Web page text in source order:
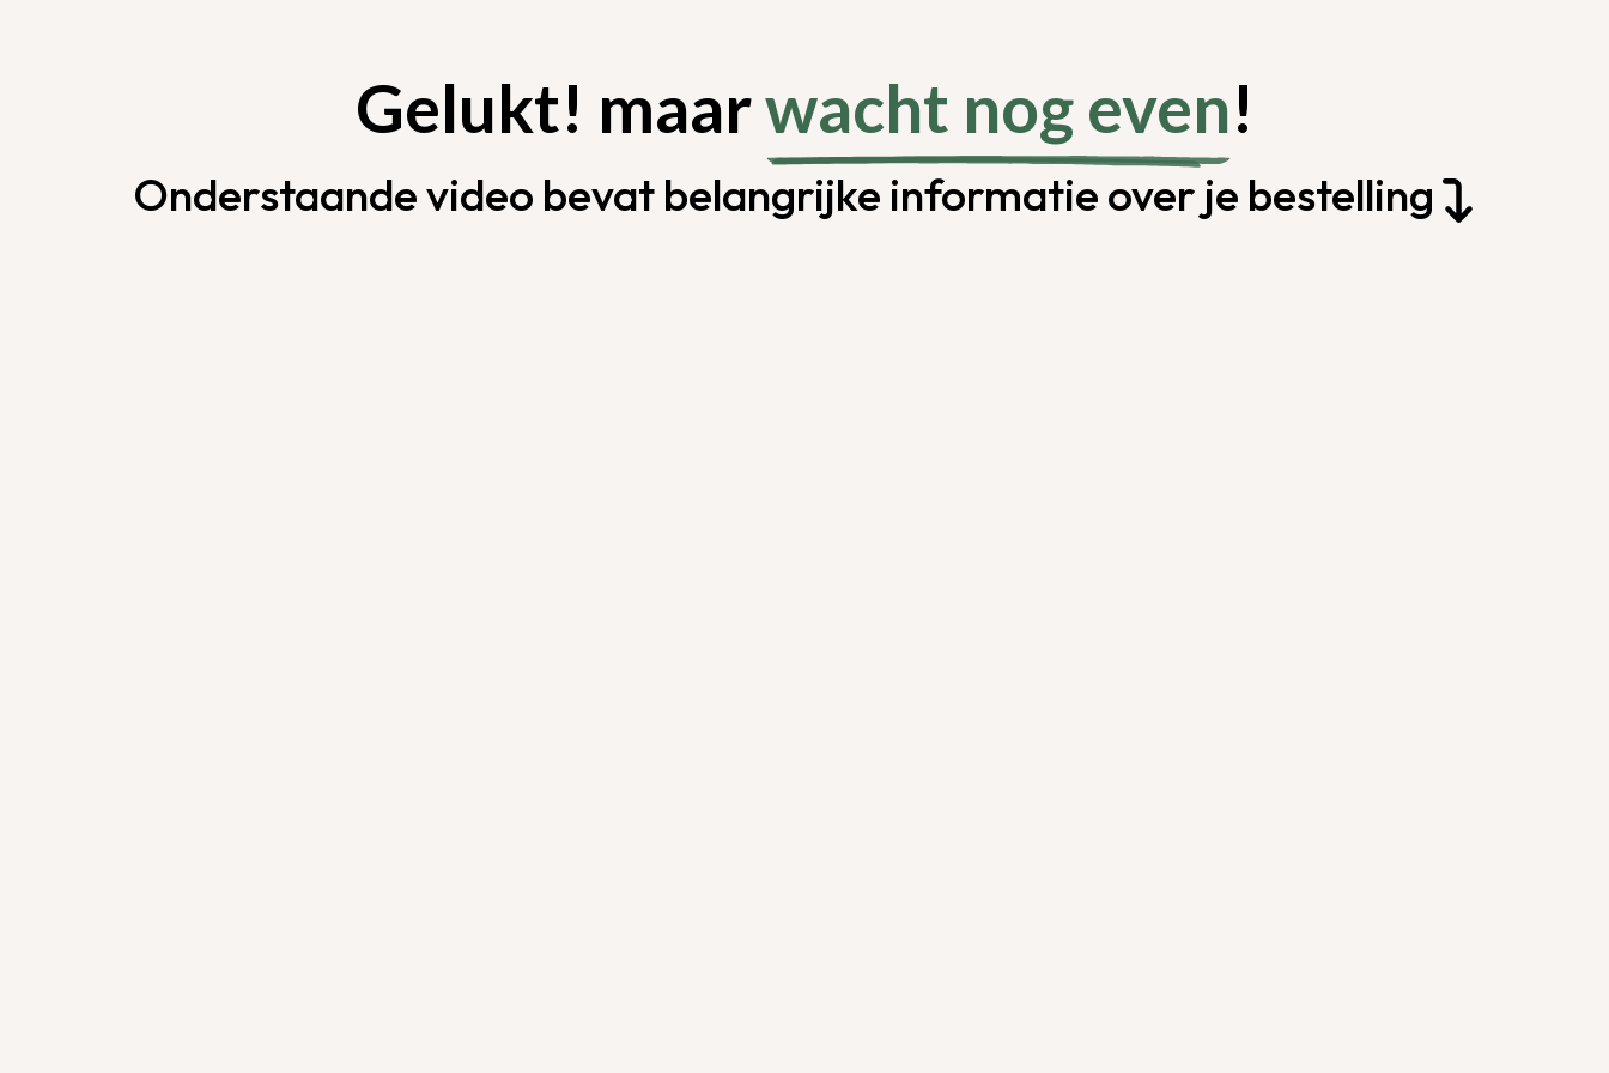
Gelukt! maarwacht nog even!
Onderstaande video bevat belangrijke informatie over je bestelling